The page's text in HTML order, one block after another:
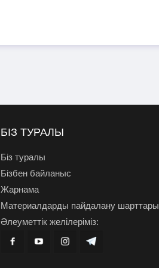
БІЗ ТУРАЛЫ
Біз туралы
Бізбен байланыс
Жарнама
Материалдарды пайдалану шарттары
Әлеуметтік желілеріміз: